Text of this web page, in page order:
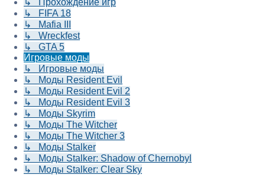
↳ Прохождение игр
↳ FIFA 18
↳ Mafia III
↳ Wreckfest
↳ GTA 5
Игровые моды
↳ Игровые моды
↳ Моды Resident Evil
↳ Моды Resident Evil 2
↳ Моды Resident Evil 3
↳ Моды Skyrim
↳ Моды The Witcher
↳ Моды The Witcher 3
↳ Моды Stalker
↳ Моды Stalker: Shadow of Chernobyl
↳ Моды Stalker: Clear Sky